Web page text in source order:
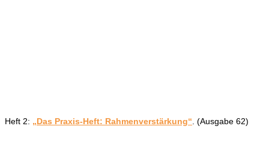
Heft 2: „Das Praxis-Heft: Rahmenverstärkung“ . (Ausgabe 62)